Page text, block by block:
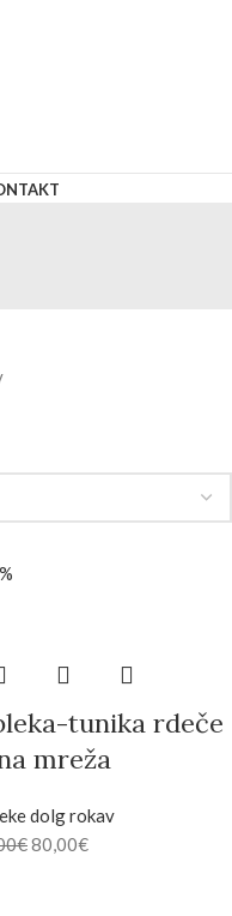
tunika rdeče
mreža
dolg rokav
€80,00€